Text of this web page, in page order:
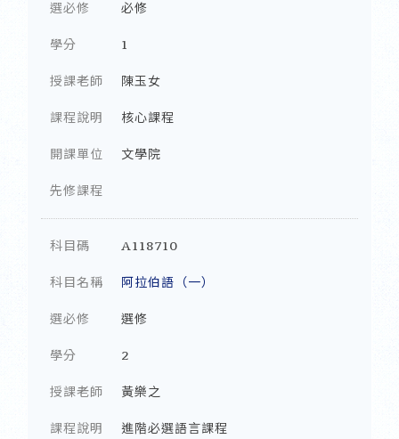
選必修 必修
學分 1
授課老師 陳玉女
課程說明 核心課程
開課單位 文學院
先修課程
科目碼 A118710
科目名稱 阿拉伯語（一）
選必修 選修
學分 2
授課老師 黃樂之
課程說明 進階必選語言課程